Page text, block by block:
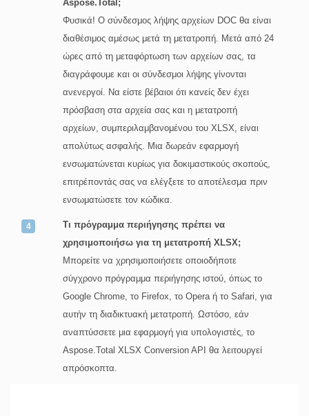
Aspose.Total;
Φυσικά! Ο σύνδεσμος λήψης αρχείων DOC θα είναι
διαθέσιμος αμέσως μετά τη μετατροπή. Μετά από 24
ώρες από τη μεταφόρτωση των αρχείων σας, τα
διαγράφουμε και οι σύνδεσμοι λήψης γίνονται
ανενεργοί. Να είστε βέβαιοι ότι κανείς δεν έχει
πρόσβαση στα αρχεία σας και η μετατροπή
αρχείων, συμπεριλαμβανομένου του XLSX, είναι
απολύτως ασφαλής. Μια δωρεάν εφαρμογή
ενσωματώνεται κυρίως για δοκιμαστικούς σκοπούς,
επιτρέποντάς σας να ελέγξετε το αποτέλεσμα πριν
ενσωματώσετε τον κώδικα.
Τι πρόγραμμα περιήγησης πρέπει να
χρησιμοποιήσω για τη μετατροπή XLSX;
Μπορείτε να χρησιμοποιήσετε οποιοδήποτε
σύγχρονο πρόγραμμα περιήγησης ιστού, όπως το
Google Chrome, το Firefox, το Opera ή το Safari, για
αυτήν τη διαδικτυακή μετατροπή. Ωστόσο, εάν
αναπτύσσετε μια εφαρμογή για υπολογιστές, το
Aspose.Total XLSX Conversion API θα λειτουργεί
απρόσκοπτα.